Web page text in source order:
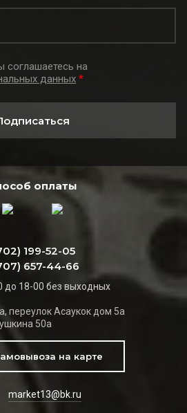
соглашаетесь на
данных *
оплаты
199-52-05
657-44-66
до 18-00 без выходных
переулок Асаукок дом 5а
50а
на карте
market13@bk.ru